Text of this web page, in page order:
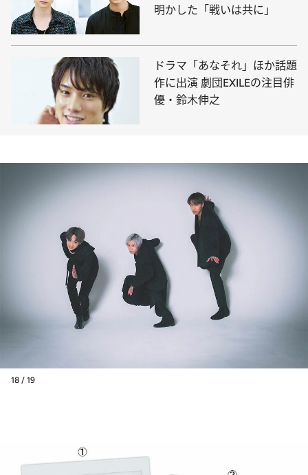
明かした「戦いは共に」
ドラマ「あなそれ」ほか話題
作に出演 劇団EXILEの注目俳
優・鈴木伸之
18 / 19